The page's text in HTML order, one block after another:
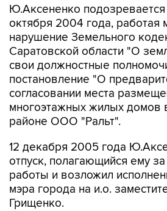
Ю.Аксененко подозревается
октября 2004 года, работая
нарушение Земельного
Саратовской области "О
свои должностные
постановление "О
согласовании места
многоэтажных жилых домов
районе ООО "Ральт".
12 декабря 2005 года
отпуск, полагающийся ему
работы и возложил
мэра города на и.о.
Грищенко.